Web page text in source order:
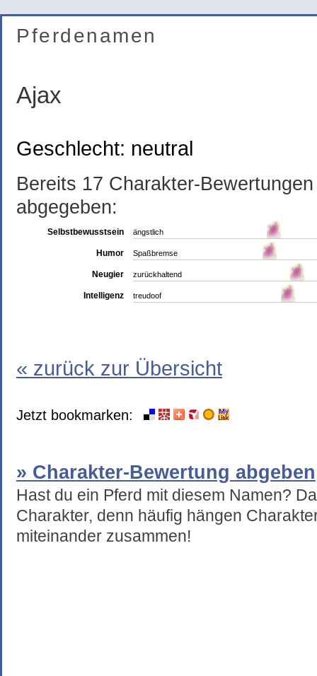
Pferdenamen
Ajax
Geschlecht: neutral
Bereits 17 Charakter-
abgegeben:
Selbstbewusstsein ängstlich
Humor Spaßbremse
Neugier zurückhaltend
Intelligenz treudoof
« zurück zur Übersicht
Jetzt bookmarken:
» Charakter-Bewertung abgeben
Hast du ein Pferd mit diesem Namen?
Charakter, denn häufig hängen
miteinander zusammen!